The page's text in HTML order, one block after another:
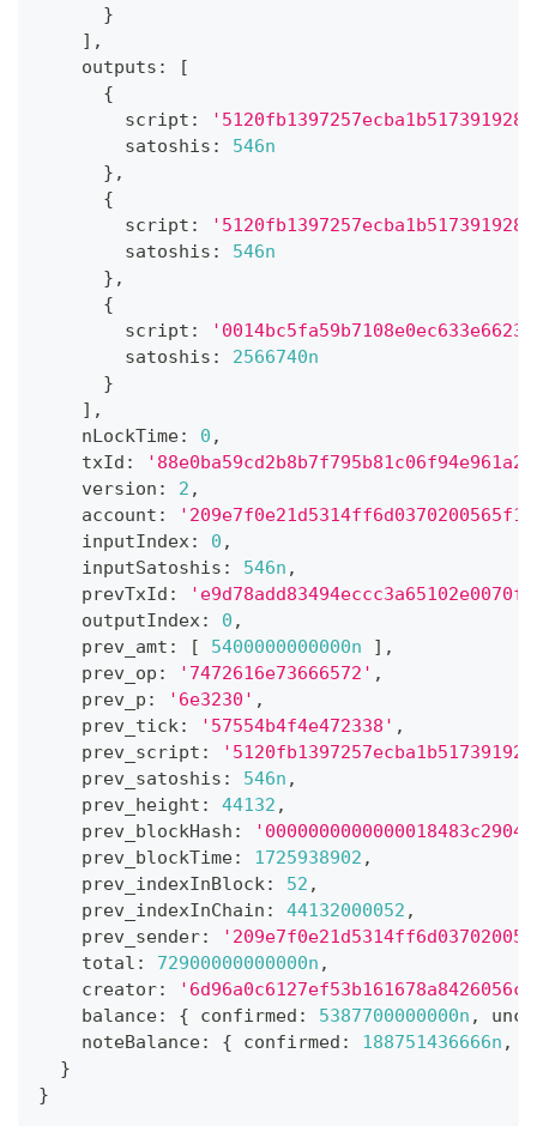
}
] ,
    outputs
:
[
{
        script
:
        satoshis
:
546n
} ,
{
        script
:
        satoshis
:
546n
} ,
{
        script
:
        satoshis
:
2566740n
}
] ,
    nLockTime
: 0 ,
    txId
:
    version
: 2 ,
    account
:
    inputIndex
: 0 ,
    inputSatoshis
: 546n ,
    prevTxId
:
    outputIndex
: 0 ,
    prev_amt
: [ 5400000000000n ] ,
    prev_op
: '7472616e73666572' ,
    prev_p
: '6e3230' ,
    prev_tick
: '57554b4f4e472338' ,
    prev_script
:
    prev_satoshis
: 546n ,
    prev_height
: 44132 ,
    prev_blockHash
:
    prev_blockTime
: 1725938902 ,
    prev_indexInBlock
: 52 ,
    prev_indexInChain
: 44132000052 ,
    prev_sender
:
    total
: 72900000000000n ,
    creator
:
    balance
: { confirmed : 5387700000000n ,
    noteBalance
: { confirmed : 188751436666n ,
}
}